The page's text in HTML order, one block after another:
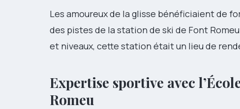
Les amoureux de la glisse bénéficiaient de
des pistes de la station de ski de Font
et niveaux, cette station était un lieu de
Expertise sportive avec l’
Romeu